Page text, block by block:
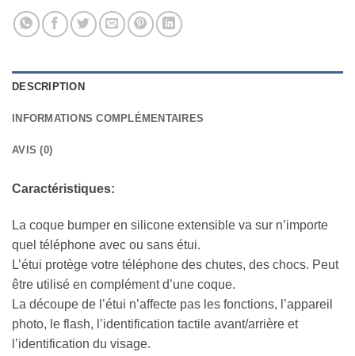
DESCRIPTION
INFORMATIONS COMPLÉMENTAIRES
AVIS (0)
Caractéristiques:
La coque bumper en silicone extensible va sur n’importe
quel téléphone avec ou sans étui.
L’étui protège votre téléphone des chutes, des chocs. Peut
être utilisé en complément d’une coque.
La découpe de l’étui n’affecte pas les fonctions, l’appareil
photo, le flash, l’identification tactile avant/arrière et
l’identification du visage.